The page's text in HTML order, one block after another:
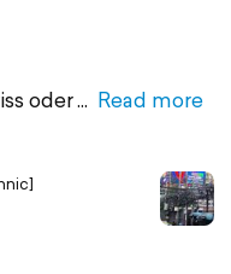
oder
Read more